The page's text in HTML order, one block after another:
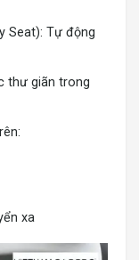
Seat): Tự động
thư giãn trong
xa